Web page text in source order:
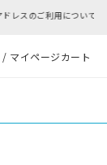
について
/ マイページカート